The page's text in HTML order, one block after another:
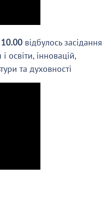
відбулось засідання
освіти, інновацій,
та духовності